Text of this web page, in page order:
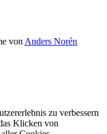
von Anders Norén
zu verbessern
Klicken von